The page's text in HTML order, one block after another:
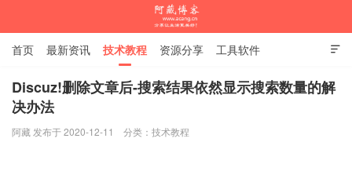
阿藏博客

首页 最新资讯 技术教程 资源分享 工具软件
杂谈随笔
Discuz!删除文章后-搜索结果依然显示搜索数量的解
决办法
阿藏 发布于 2020-12-11 分类： 技术教程